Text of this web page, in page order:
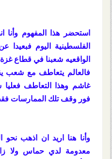
استحضر هذا المفهوم وأنا
الفلسطينية اليوم فبعيدا
الواقعيه شعبنا في قطاع
فالعالم يتعاطف مع شعب
غاشم وهذا التعاطف فعليا
فور وقف تلك الممارسات
وأنا هنا اريد ان اذهب نحو
معدومة لدي حماس ولا